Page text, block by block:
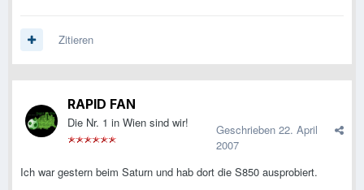
Zitieren
RAPID FAN
Die Nr. 1 in Wien sind wir! Geschrieben 22. April
2007
Ich war gestern beim Saturn und hab dort die S850 ausprobiert.